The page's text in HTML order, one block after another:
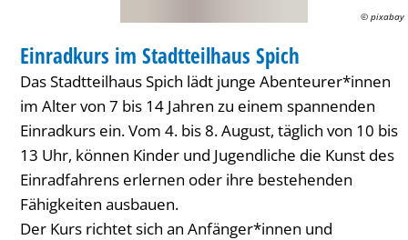
© pixabay
KATEGORIE: FERIENANGEBOT
Einradkurs im Stadtteilhaus Spich
Das Stadtteilhaus Spich lädt junge Abenteurer*innen
im Alter von 7 bis 14 Jahren zu einem spannenden
Einradkurs ein. Vom 4. bis 8. August, täglich von 10 bis
13 Uhr, können Kinder und Jugendliche die Kunst des
Einradfahrens erlernen oder ihre bestehenden
Fähigkeiten ausbauen.
Der Kurs richtet sich an Anfänger*innen und